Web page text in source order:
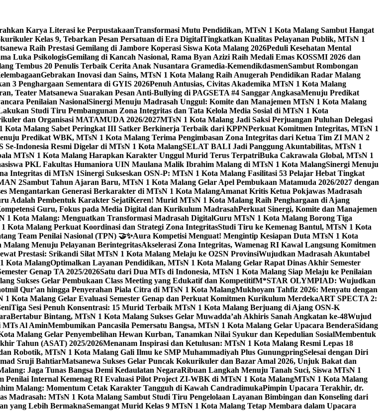
Karya Literasi ke PerpustakaanTransformasi Mutu Pendidikan, MTsN 1 Kota Malang Sambut Hangat
Kelas 9, Tebarkan Pesan Persatuan di Era DigitalTingkatkan Kualitas Pelayanan Publik, MTsN 1
Raih Prestasi Gemilang di Jambore Koperasi Siswa Kota Malang 2026Peduli Kesehatan Mental
Luka PsikologisGemilang di Kancah Nasional, Rama Byan Azizi Raih Medali Emas KOSSMI 2026 dan
Tembus 20 Penulis Terbaik Cerita Anak Nusantara Gramedia-KemendikdasmenSambut Rombongan
Gebrakan Inovasi dan Sains, MTsN 1 Kota Malang Raih Anugerah Pendidikan Radar Malang
3 Penghargaan Sementara di GYIS 2026Penuh Antusias, Civitas Akademika MTsN 1 Kota Malang
Teater Matsanewa Suarakan Pesan Anti-Bullying di PAGSETA #4 Sanggar AngkasaMenuju Predikat
Penilaian NasionalSinergi Menuju Madrasah Unggul: Komite dan Manajemen MTsN 1 Kota Malang
Studi Tiru Pembangunan Zona Integritas dan Tata Kelola Media Sosial di MTsN 1 Kota
dan Organisasi MATAMUDA 2026/2027MTsN 1 Kota Malang Jadi Saksi Perjuangan Puluhan Delegasi
Kota Malang Sabet Peringkat III Satker Berkinerja Terbaik dari KPPNPerkuat Komitmen Integritas, MTsN 1
Predikat WBK, MTsN 1 Kota Malang Terima Pengimbasan Zona Integritas dari Ketua Tim ZI MAN 2
Indonesia Resmi Digelar di MTsN 1 Kota MalangSELAT BALI Jadi Panggung Akuntabilitas, MTsN 1
MTsN 1 Kota Malang Harapkan Karakter Unggul Murid Terus TerpatriBuka Cakrawala Global, MTsN 1
PKL Fakultas Humaniora UIN Maulana Malik Ibrahim Malang di MTsN 1 Kota MalangSinergi Menuju
Integritas di MTsN 1Sinergi Sukseskan OSN-P: MTsN 1 Kota Malang Fasilitasi 53 Pelajar Hebat Tingkat
2Sambut Tahun Ajaran Baru, MTsN 1 Kota Malang Gelar Apel Pembukaan Matamuda 2026/2027 dengan
Mengantarkan Generasi Berkarakter di MTsN 1 Kota MalangAmanat Kritis Ketua Pokjawas Madrasah
Adalah Pembentuk Karakter SejatiKeren! Murid MTsN 1 Kota Malang Raih Penghargaan di Ajang
Guru, Fokus pada Media Digital dan Kurikulum MadrasahPerkuat Sinergi, Komite dan Manajemen
Kota Malang: Menguatkan Transformasi Madrasah DigitalGuru MTsN 1 Kota Malang Borong Tiga
Kota Malang Perkuat Koordinasi dan Strategi Zona IntegritasStudi Tiru ke Kemenag Bantul, MTsN 1 Kota
Team Penilai Nasional (TPN) 🤝✨Aura Kompetisi Menguat! Mengintip Kesiapan Duta MTsN 1 Kota
Menuju Pelayanan BerintegritasAkselerasi Zona Integritas, Wamenag RI Kawal Langsung Komitmen
Prestasi: Srikandi Silat MTsN 1 Kota Malang Melaju ke O2SN ProvinsiWujudkan Madrasah Akuntabel
Kota MalangOptimalkan Layanan Pendidikan, MTsN 1 Kota Malang Gelar Rapat Dinas Akhir Semester
Genap TA 2025/2026Satu dari Dua MTs di Indonesia, MTsN 1 Kota Malang Siap Melaju ke Penilaian
Sukses Gelar Pembukaan Class Meeting yang Edukatif dan KompetitifM*STAR OLYMPIAD: Wujudkan
Qur’an hingga Penyerahan Piala Citra di MTsN 1 Kota MalangMukhoyam Tahfiz 2026: Menyatu dengan
1 Kota Malang Gelar Evaluasi Semester Genap dan Perkuat Komitmen Kurikulum MerdekaART SPECTA 2:
Tiga Sesi Penuh Konsentrasi: 15 Murid Terbaik MTsN 1 Kota Malang Berjuang di Ajang OSN-K
Bertabur Bintang, MTsN 1 Kota Malang Sukses Gelar Muwadda’ah Akhiris Sanah Angkatan ke-48Wujud
MTs Al AminMembumikan Pancasila Pemersatu Bangsa, MTsN 1 Kota Malang Gelar Upacara BenderaSidang
Malang Gelar Penyembelihan Hewan Kurban, Tanamkan Nilai Syukur dan Kepedulian SosialMembentuk
Tahun (ASAT) 2025/2026Menanam Inspirasi dan Ketulusan: MTsN 1 Kota Malang Resmi Lepas 18
Robotik, MTsN 1 Kota Malang Gali Ilmu ke SMP Muhammadiyah Plus GunungpringSelesai dengan Diri
Sruji BahtiarMatsanewa Sukses Gelar Puncak Kokurikuler dan Bazar Amal 2026, Unjuk Bakat dan
Jaga Tunas Bangsa Demi Kedaulatan NegaraRibuan Langkah Menuju Tanah Suci, Siswa MTsN 1
Penilai Internal Kemenag RI Evaluasi Pilot Project ZI-WBK di MTsN 1 Kota MalangMTsN 1 Kota Malang
Malang: Momentum Cetak Karakter Tangguh di Kawah CandradimukaPimpin Upacara Terakhir, dr.
Madrasah: MTsN 1 Kota Malang Sambut Studi Tiru Pengelolaan Layanan Bimbingan dan Konseling dari
yang Lebih BermaknaSemangat Murid Kelas 9 MTsN 1 Kota Malang Tetap Membara dalam Upacara